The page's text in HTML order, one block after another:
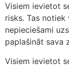
Visiem ievietot
risks. Tas
nepieciešami
paplašināt sava
Visiem ievietot